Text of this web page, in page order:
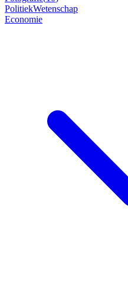
PolitiekWetenschap
Economie